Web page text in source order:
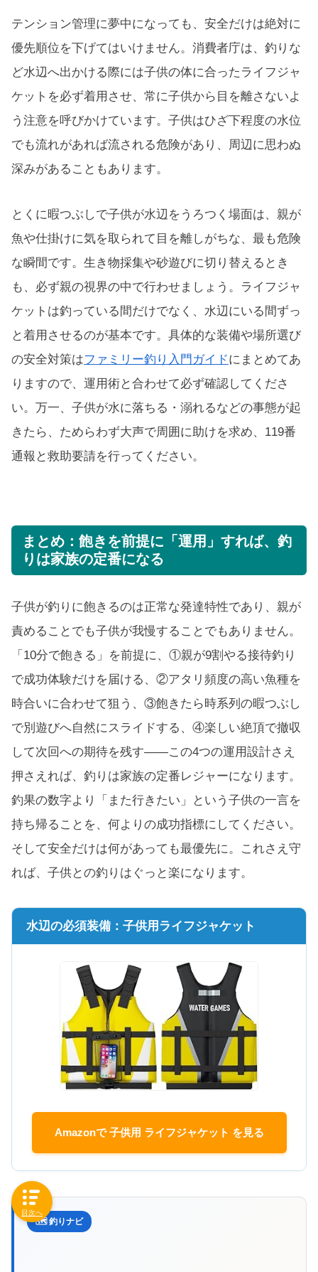
テンション管理に夢中になっても、安全だけは絶対に
優先順位を下げてはいけません。消費者庁は、釣りな
ど水辺へ出かける際には子供の体に合ったライフジャ
ケットを必ず着用させ、常に子供から目を離さないよ
う注意を呼びかけています。子供はひざ下程度の水位
でも流れがあれば流される危険があり、周辺に思わぬ
深みがあることもあります。
とくに暇つぶしで子供が水辺をうろつく場面は、親が
魚や仕掛けに気を取られて目を離しがちな、最も危険
な瞬間です。生き物採集や砂遊びに切り替えるとき
も、必ず親の視界の中で行わせましょう。ライフジャ
ケットは釣っている間だけでなく、水辺にいる間ずっ
と着用させるのが基本です。具体的な装備や場所選び
の安全対策はファミリー釣り入門ガイドにまとめてあ
りますので、運用術と合わせて必ず確認してくださ
い。万一、子供が水に落ちる・溺れるなどの事態が起
きたら、ためらわず大声で周囲に助けを求め、119番
通報と救助要請を行ってください。
まとめ：飽きを前提に「運用」すれば、釣
りは家族の定番になる
子供が釣りに飽きるのは正常な発達特性であり、親が
責めることでも子供が我慢することでもありません。
「10分で飽きる」を前提に、①親が9割やる接待釣り
で成功体験だけを届ける、②アタリ頻度の高い魚種を
時合いに合わせて狙う、③飽きたら時系列の暇つぶし
で別遊びへ自然にスライドする、④楽しい絶頂で撤収
して次回への期待を残す——この4つの運用設計さえ
押さえれば、釣りは家族の定番レジャーになります。
釣果の数字より「また行きたい」という子供の一言を
持ち帰ることを、何よりの成功指標にしてください。
そして安全だけは何があっても最優先に。これさえ守
れば、子供との釣りはぐっと楽になります。
水辺の必須装備：子供用ライフジャケット
Amazonで 子供用 ライフジャケット を見る
🗺️ 釣りナビ
目次へ